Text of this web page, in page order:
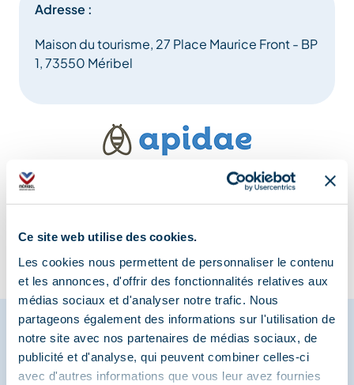
Ce site web utilise des cookies.
Les cookies nous permettent de personnaliser le contenu
et les annonces, d'offrir des fonctionnalités relatives aux
médias sociaux et d'analyser notre trafic. Nous
partageons également des informations sur l'utilisation de
notre site avec nos partenaires de médias sociaux, de
publicité et d'analyse, qui peuvent combiner celles-ci
avec d'autres informations que vous leur avez fournies
Adresse :
Maison du tourisme, 27 Place Maurice Front - BP
1, 73550 Méribel
Information mise à jour le
Partagez vos moments à